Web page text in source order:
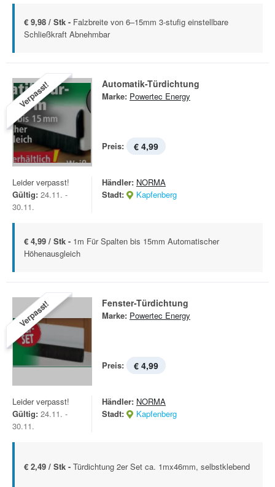
€ 9,98 / Stk - Falzbreite von 6–15mm 3-stufig einstellbare
Schließkraft Abnehmbar
Verpasst! Automatik-Türdichtung
Marke: Powertec Energy
Preis: € 4,99
Leider verpasst!
Gültig: 24.11. -
30.11.
Händler: NORMA
Stadt:
Kapfenberg
€ 4,99 / Stk - 1m Für Spalten bis 15mm Automatischer
Höhenausgleich
Verpasst! Fenster-Türdichtung
Marke: Powertec Energy
Preis: € 4,99
Leider verpasst!
Gültig: 24.11. -
30.11.
Händler: NORMA
Stadt:
Kapfenberg
€ 2,49 / Stk - Türdichtung 2er Set ca. 1mx46mm, selbstklebend